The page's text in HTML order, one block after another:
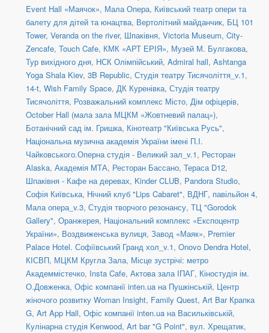
Event Hall «Маячок», Мала Опера, Київський театр опери та
балету для дітей та юнацтва, Вертолітний майданчик, БЦ 101
Tower, Veranda on the river, Шпаківня, Victoria Museum, City-
Zencafe, Touch Cafe, КМК «АРТ ЕРІЯ», Музей М. Булгакова,
Тур вихідного дня, НСК Олімпійський, Admiral hall, Ashtanga
Yoga Shala Kiev, 3B Republic, Студія театру Тисячоліття_v.1,
14-t, Wish Family Space, ДК Куренівка, Студія театру
Тисячоліття, Розважальний комплекс Місто, Дім офіцерів,
October Hall (мала зала МЦКМ «Жовтневий палац»),
Ботанічний сад ім. Гришка, Кінотеатр "Київська Русь",
Національна музична академія України імені П.І.
Чайковського.Оперна студія - Великий зал_v.1, Ресторан
Alaska, Академія МТА, Ресторан Бассано, Тераса D12,
Шпаківня - Кафе на деревах, Kinder CLUB, Pandora Studio,
Софія Київська, Нічний клуб "Lips Cabaret", ВДНГ, павільйон 4,
Мала опера_v.3, Студія творчого резонансу, ТЦ "Gorodok
Gallery", Оранжерея, Національний комплекс «Експоцентр
України», Воздвиженська вулиця, Завод «Маяк», Premier
Palace Hotel. Софіївський Гранд хол_v.1, Onovo Dendra Hotel,
КІСВП, МЦКМ Кругла Зала, Місце зустрічі: метро
Академмістечко, Insta Cafe, Актова зала ІПАГ, Кіностудія ім.
О.Довженка, Офіс компанії inten.ua на Пушкінській, Центр
жіночого розвитку Woman Insight, Family Quest, Art Bar Крапка
G, Art App Hall, Офіс компанії inten.ua на Васильківській,
Кулінарна студія Kenwood, Art bar "G Point", вул. Хрещатик,